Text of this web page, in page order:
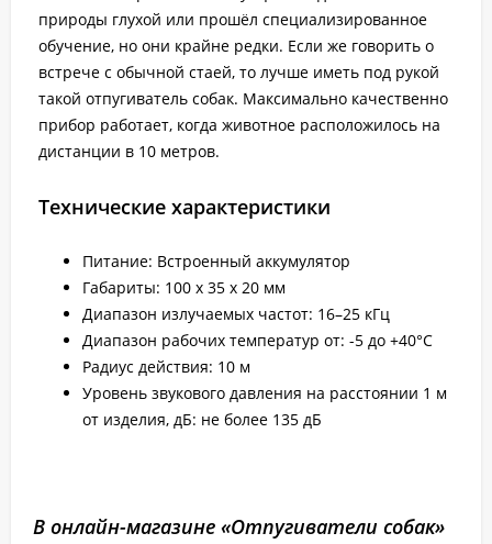
природы глухой или прошёл специализированное
обучение, но они крайне редки. Если же говорить о
встрече с обычной стаей, то лучше иметь под рукой
такой отпугиватель собак. Максимально качественно
прибор работает, когда животное расположилось на
дистанции в 10 метров.
Технические характеристики
Питание: Встроенный аккумулятор
Габариты: 100 x 35 x 20 мм
Диапазон излучаемых частот: 16–25 кГц
Диапазон рабочих температур от: -5 до +40°С
Радиус действия: 10 м
Уровень звукового давления на расстоянии 1 м
от изделия, дБ: не более 135 дБ
В онлайн-магазине «Отпугиватели собак»